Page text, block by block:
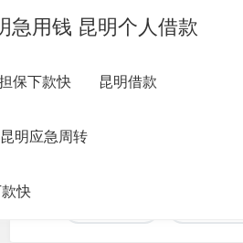
急用钱 昆明个人借款
保下款快 昆明借款
明应急周转
快